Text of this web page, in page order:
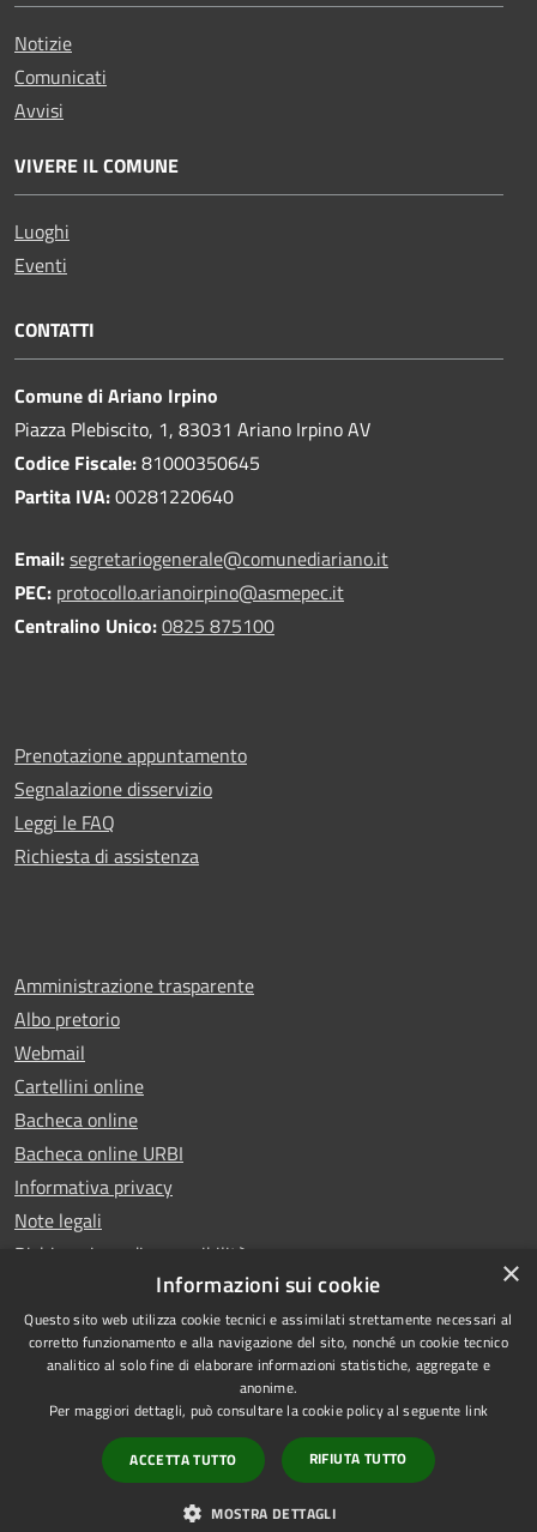
Notizie
Comunicati
Avvisi
VIVERE IL COMUNE
Luoghi
Eventi
CONTATTI
Comune di Ariano Irpino
Piazza Plebiscito, 1, 83031 Ariano Irpino AV
Codice Fiscale:81000350645
Partita IVA:00281220640
Email:segretariogenerale@comunediariano.it
PEC: protocollo.arianoirpino@asmepec.it
Centralino Unico:0825 875100
Prenotazione appuntamento
Segnalazione disservizio
Leggi le FAQ
Richiesta di assistenza
Amministrazione trasparente
Albo pretorio
Webmail
Cartellini online
Bacheca online
Bacheca online URBI
Informativa privacy
Note legali
Dichiarazione di accessibilità
RSS
Accessibilità
Copyright © 2025 Comune di
Ariano Irpino
Powered byMunicipium
Accesso redazione
×
Informazioni sui cookie
Questo sito web utilizza cookie tecnici e assimilati strettamente necessari al
corretto funzionamento e alla navigazione del sito, nonché un cookie tecnico
analitico al solo fine di elaborare informazioni statistiche, aggregate e
anonime.
Per maggiori dettagli, può consultare la cookie policy al seguente link
ACCETTA TUTTO RIFIUTA TUTTO
MOSTRA DETTAGLI